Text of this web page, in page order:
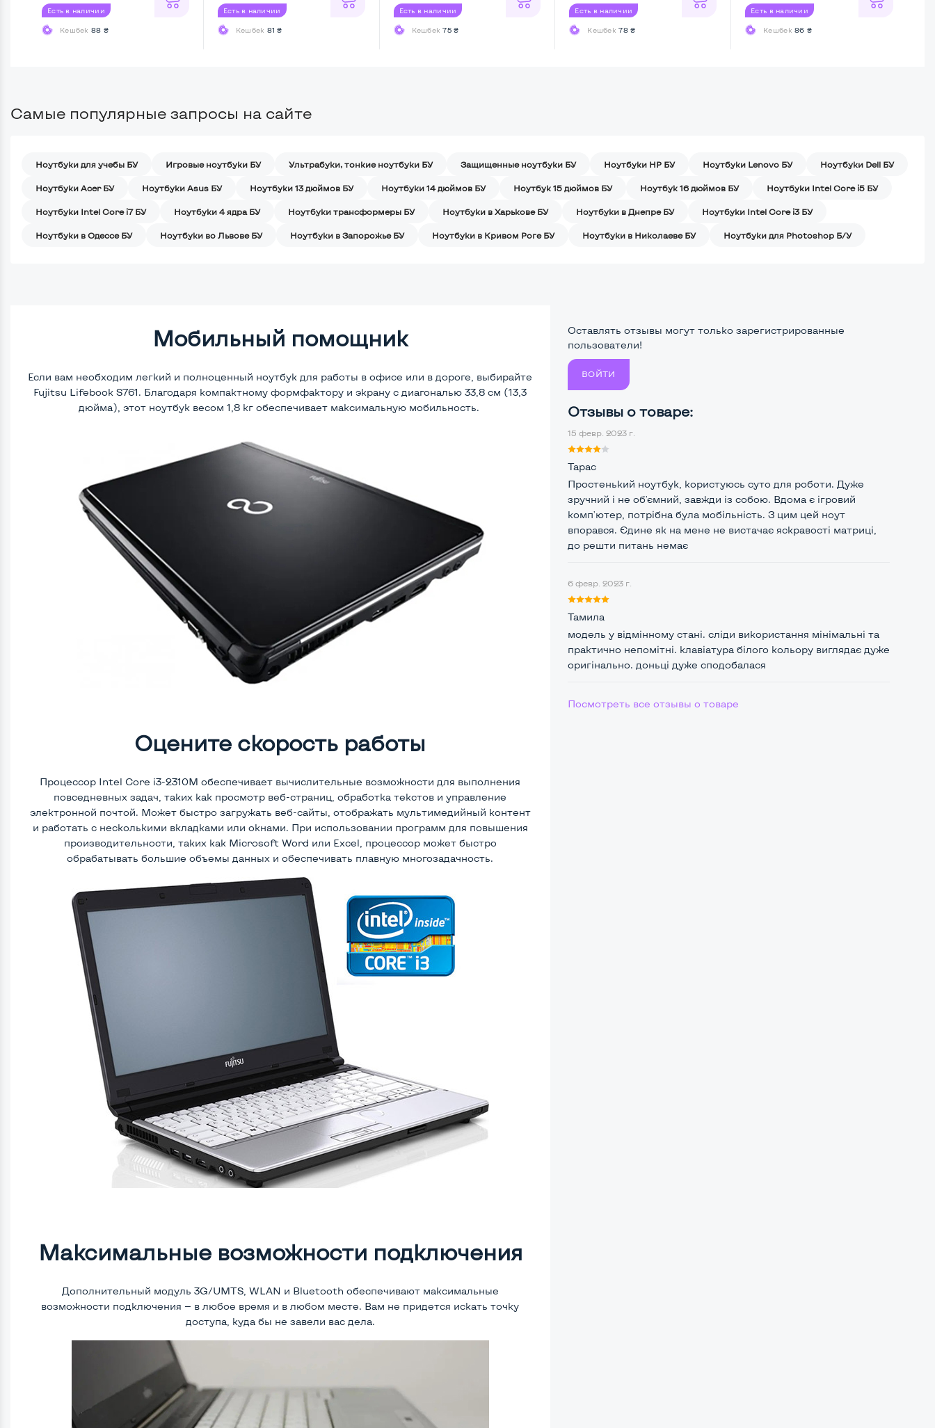
Есть в наличии
Кешбек 88 ₴
Есть в наличии
Кешбек 81 ₴
Есть в наличии
Кешбек75 ₴
Есть в наличии
Кешбек78 ₴
Есть в наличии
Кешбек86 ₴
Самые популярные запросы на сайте
Ноутбуки для учебы БУ Игровые ноутбуки БУ Ультрабуки, тонкие ноутбуки БУ Защищенные ноутбуки БУ Ноутбуки HP БУ Ноутбуки Lenovo БУ Ноутбуки Dell БУ
Ноутбуки Acer БУ Ноутбуки Asus БУ Ноутбуки 13 дюймов БУ Ноутбуки 14 дюймов БУ Ноутбук 15 дюймов БУ Ноутбук 16 дюймов БУ Ноутбуки Intel Core i5 БУ
Ноутбуки Intel Core i7 БУ Ноутбуки 4 ядра БУ Ноутбуки трансформеры БУ Ноутбуки в Харькове БУ Ноутбуки в Днепре БУ Ноутбуки Intel Core i3 БУ
Ноутбуки в Одессе БУ Ноутбуки во Львове БУ Ноутбуки в Запорожье БУ Ноутбуки в Кривом Роге БУ Ноутбуки в Николаеве БУ Ноутбуки для Photoshop Б/У
Мобильный помощник
Если вам необходим легкий и полноценный ноутбук для работы в офисе или в дороге, выбирайте
Fujitsu Lifebook S761. Благодаря компактному формфактору и экрану с диагональю 33,8 см (13,3
дюйма), этот ноутбук весом 1,8 кг обеспечивает максимальную мобильность.
Оцените скорость работы
Процессор Intel Core i3-2310M обеспечивает вычислительные возможности для выполнения
повседневных задач, таких как просмотр веб-страниц, обработка текстов и управление
электронной почтой. Может быстро загружать веб-сайты, отображать мультимедийный контент
и работать с несколькими вкладками или окнами. При использовании программ для повышения
производительности, таких как Microsoft Word или Excel, процессор может быстро
обрабатывать большие объемы данных и обеспечивать плавную многозадачность.
Максимальные возможности подключения
Дополнительный модуль 3G/UMTS, WLAN и Bluetooth обеспечивают максимальные
возможности подключения — в любое время и в любом месте. Вам не придется искать точку
доступа, куда бы не завели вас дела.
Оставлять отзывы могут только зарегистрированные
пользователи!
ВОЙТИ
Отзывы о товаре:
15 февр. 2023 г.
Тарас
Простенький ноутбук, користуюсь суто для роботи. Дуже
зручний і не об'ємний, завжди із собою. Вдома є ігровий
комп'ютер, потрібна була мобільність. З цим цей ноут
впорався. Єдине як на мене не вистачає яскравості матриці,
до решти питань немає
6 февр. 2023 г.
Тамила
модель у відмінному стані. сліди використання мінімальні та
практично непомітні. клавіатура білого кольору виглядає дуже
оригінально. доньці дуже сподобалася
Посмотреть все отзывы о товаре